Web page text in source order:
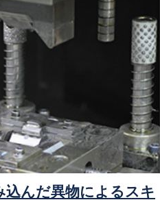
込んだ異物によるスキ